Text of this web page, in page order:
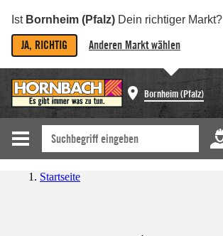
Ist Bornheim (Pfalz) Dein richtiger Markt?
JA, RICHTIG Anderen Markt wählen
Bornheim (Pfalz)
Startseite